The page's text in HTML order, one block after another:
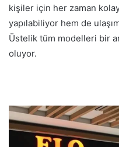
kişiler için her zaman
yapılabiliyor hem de
Üstelik tüm modelleri bir
oluyor.